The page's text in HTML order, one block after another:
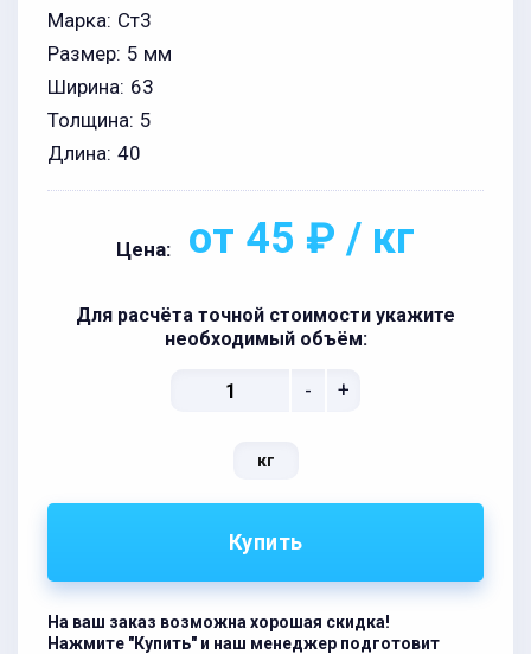
Марка: Ст3
Размер: 5 мм
Ширина: 63
Толщина: 5
Длина: 40
Цена: от 45 ₽ / кг
Для расчёта точной стоимости укажите
необходимый объём:
- +
кг
Купить
На ваш заказ возможна хорошая скидка!
Нажмите "Купить" и наш менеджер подготовит